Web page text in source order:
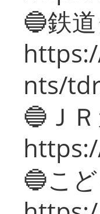
🔵鉄
nts/
🔵Ｊ
🔵こ